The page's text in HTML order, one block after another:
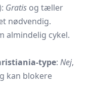
Gratis og tæller
nødvendig.
almindelig cykel.
type: Nej,
kan blokere